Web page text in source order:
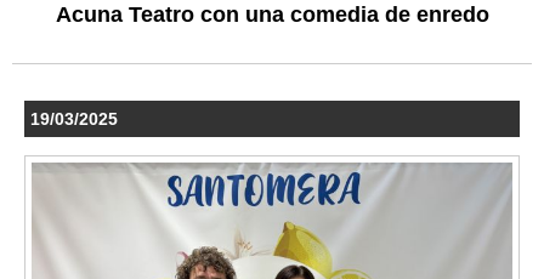
Acuna Teatro con una comedia de enredo
19/03/2025